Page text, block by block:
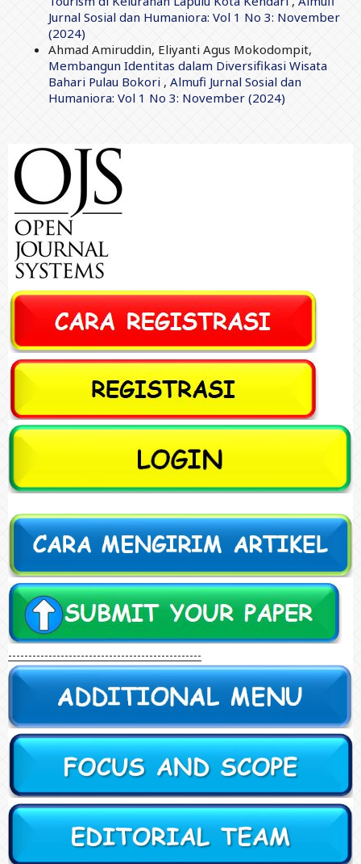
Jurnal Sosial dan Humaniora: Vol 1 No 3: November
(2024)
Ahmad Amiruddin, Eliyanti Agus Mokodompit,
Membangun Identitas dalam Diversifikasi Wisata
Bahari Pulau Bokori , Almufi Jurnal Sosial dan
Humaniora: Vol 1 No 3: November (2024)
------------------------------------------------